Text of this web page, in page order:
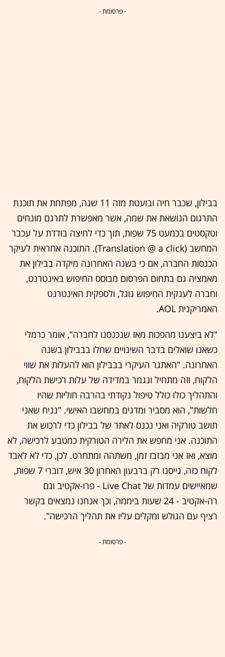
- פרסומת -
בבילון, שכבר חיה ובועטת מזה 11 שנה, מפתחת את תוכנת
התרגום הנושאת את שמה, אשר מאפשרת לתרגם מונחים
וטקסטים בכמעט 75 שפות, תוך כדי לחיצה בודדת על עכבר
המחשב (Translation @ a click). התוכנה אחראית לעיקר
הכנסות החברה, אם כי בשנה האחרונה מיקדה בבילון את
מאמציה גם בתחום הפרסום מבוסס החיפוש באינטרנט,
וחברה לענקית החיפוש גוגל, ולספקית האינטרנט
האמריקנית AOL.
"לא ביצענו מהפכות מאז שנכנסנו לחברה", אומר כרמלי
כשאנו שואלים בדבר השינויים שחלו בבבילון בשנה
האחרונה. "האתגר העיקרי בבבילון הוא להעלות את שווי
הלקוח, וזה מתחיל ונגמר במדידה של עלות רכישת הלקוח,
והתהליך כולו כולל טיפול נקודתי בהרבה חוליות שהיו
חלשות", הוא מסביר ומדגים במחשבו האישי. "נניח שאני
תושב טורקיה ואני נכנס לאתר של בבילון כדי לרכוש את
התוכנה. אני מחפש את הלירה הטורקית כמטבע לרכישה, לא
מוצא, ואז אני מבזבז זמן, משתהה ומתחרט. לכן, כדי לא לאבד
לקוח כזה, גייסנו רק ברבעון האחרון 30 איש, דוברי 7 שפות,
שמאיישים עמדות של Live Chat - פרו-אקטיב וגם
רה-אקטיב - 24 שעות ביממה, וכך אנחנו נמצאים בקשר
רציף עם הגולש ומקלים עליו את תהליך הרכישה".
- פרסומת -